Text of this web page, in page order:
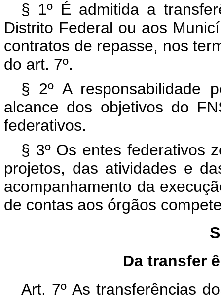
§ 1º É admitida a
Distrito Federal ou aos
contratos de repasse, nos
do art. 7º.
§ 2º A responsabilidade
alcance dos objetivos do
federativos.
§ 3º Os entes federativos
projetos, das atividades e
acompanhamento da
de contas aos órgãos
Da transfer
Art. 7ºAs transferências